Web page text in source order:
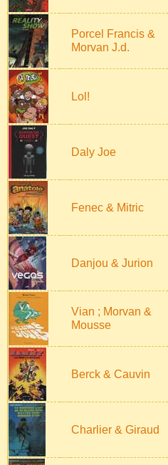
Porcel Francis &
Morvan J.d.
Lol!
Daly Joe
Fenec & Mitric
Danjou & Jurion
Vian ; Morvan &
Mousse
Berck & Cauvin
Charlier & Giraud